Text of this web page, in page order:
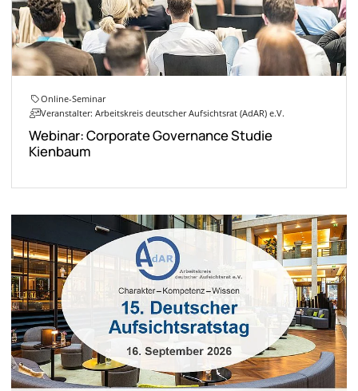
Online-Seminar
Veranstalter: Arbeitskreis deutscher Aufsichtsrat (AdAR) e.V.
Webinar: Corporate Governance Studie
Kienbaum